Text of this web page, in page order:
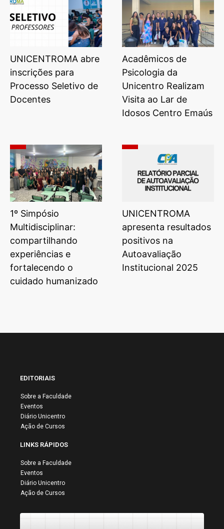
UNICENTROMA abre
inscrições para
Processo Seletivo de
Docentes
Acadêmicos de
Psicologia da
Unicentro Realizam
Visita ao Lar de
Idosos Centro Emaús
1º Simpósio
Multidisciplinar:
compartilhando
experiências e
fortalecendo o
cuidado humanizado
UNICENTROMA
apresenta resultados
positivos na
Autoavaliação
Institucional 2025
EDITORIAIS
Sobre a Faculdade
Eventos
Diário Unicentro
Ação de Cursos
LINKS RÁPIDOS
Sobre a Faculdade
Eventos
Diário Unicentro
Ação de Cursos